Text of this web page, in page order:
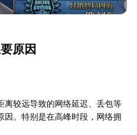
原因
离较远导致的网络延迟、丢包等
因。特别是在高峰时段，网络拥